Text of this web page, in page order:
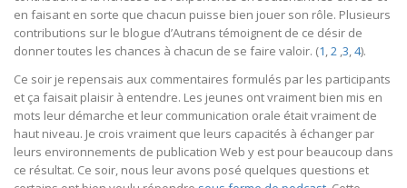
en faisant en sorte que chacun puisse bien jouer son rôle. Plusieurs
contributions sur le blogue d’Autrans témoignent de ce désir de
donner toutes les chances à chacun de se faire valoir. (1,2 ,3,4).
Ce soir je repensais aux commentaires formulés par les participants
et ça faisait plaisir à entendre. Les jeunes ont vraiment bien mis en
mots leur démarche et leur communication orale était vraiment de
haut niveau. Je crois vraiment que leurs capacités à échanger par
leurs environnements de publication Web y est pour beaucoup dans
ce résultat. Ce soir, nous leur avons posé quelques questions et